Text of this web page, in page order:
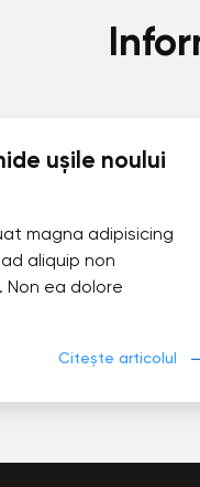
ușile noului
magna adipisicing
aliquip non
Non ea dolore
Citește articolul